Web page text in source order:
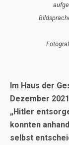
Im Haus der
Dezember
„Hitler
konnten
selbst